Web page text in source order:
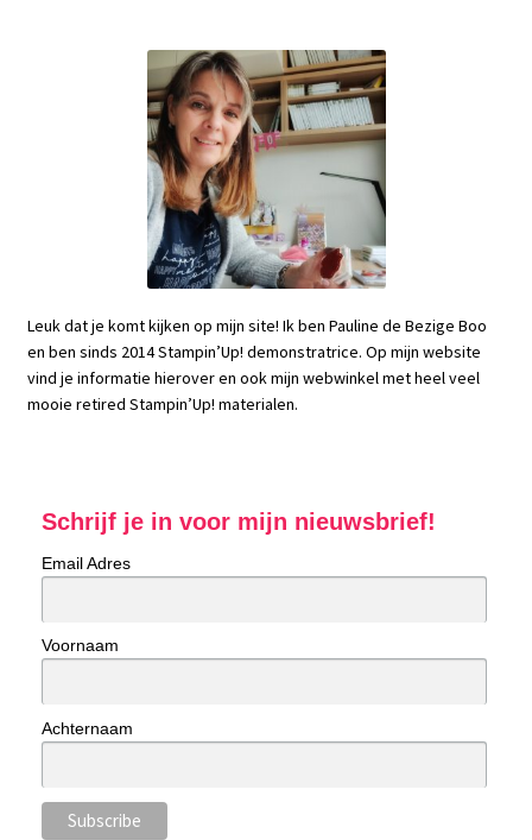
Leuk dat je komt kijken op mijn site! Ik ben Pauline de Bezige Boo
en ben sinds 2014 Stampin’Up! demonstratrice. Op mijn website
vind je informatie hierover en ook mijn webwinkel met heel veel
mooie retired Stampin’Up! materialen.
Schrijf je in voor mijn nieuwsbrief!
Email Adres
Voornaam
Achternaam